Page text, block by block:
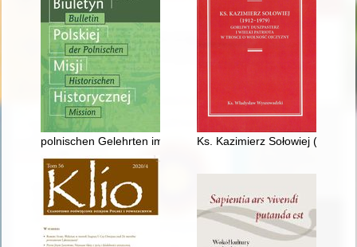
polnischen Gelehrten im Dienst der Diplomatie : Die
Ks. Kazimierz Sołowiej (1912-